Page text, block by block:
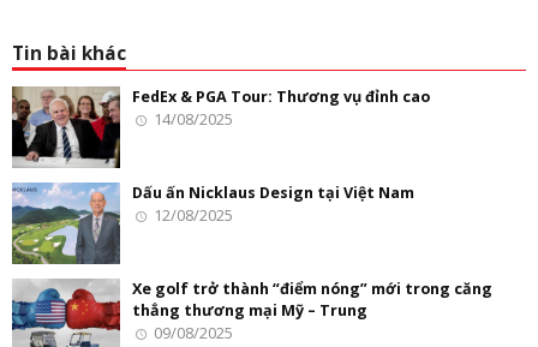
Tin bài khác
FedEx & PGA Tour: Thương vụ đỉnh cao
14/08/2025
Dấu ấn Nicklaus Design tại Việt Nam
12/08/2025
Xe golf trở thành “điểm nóng” mới trong căng
thẳng thương mại Mỹ – Trung
09/08/2025